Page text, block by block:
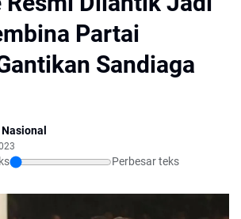
Partai
Sandiaga
Perbesar teks